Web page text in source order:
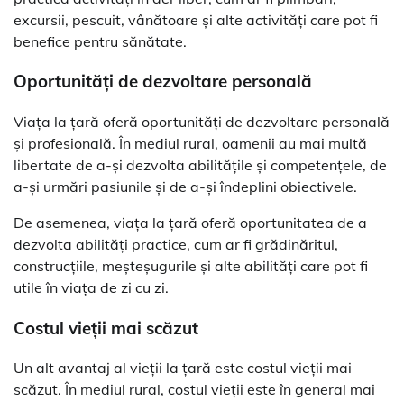
excursii, pescuit, vânătoare și alte activități care pot fi
benefice pentru sănătate.
Oportunități de dezvoltare personală
Viața la țară oferă oportunități de dezvoltare personală
și profesională. În mediul rural, oamenii au mai multă
libertate de a-și dezvolta abilitățile și competențele, de
a-și urmări pasiunile și de a-și îndeplini obiectivele.
De asemenea, viața la țară oferă oportunitatea de a
dezvolta abilități practice, cum ar fi grădinăritul,
construcțiile, meșteșugurile și alte abilități care pot fi
utile în viața de zi cu zi.
Costul vieții mai scăzut
Un alt avantaj al vieții la țară este costul vieții mai
scăzut. În mediul rural, costul vieții este în general mai